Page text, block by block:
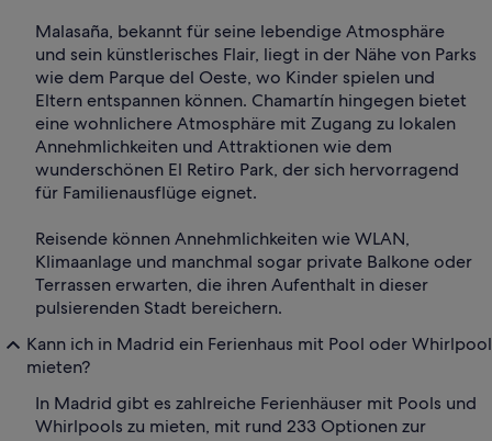
Malasaña, bekannt für seine lebendige Atmosphäre
und sein künstlerisches Flair, liegt in der Nähe von Parks
wie dem Parque del Oeste, wo Kinder spielen und
Eltern entspannen können. Chamartín hingegen bietet
eine wohnlichere Atmosphäre mit Zugang zu lokalen
Annehmlichkeiten und Attraktionen wie dem
wunderschönen El Retiro Park, der sich hervorragend
für Familienausflüge eignet.
Reisende können Annehmlichkeiten wie WLAN,
Klimaanlage und manchmal sogar private Balkone oder
Terrassen erwarten, die ihren Aufenthalt in dieser
pulsierenden Stadt bereichern.
Kann ich in Madrid ein Ferienhaus mit Pool oder Whirlpool
mieten?
In Madrid gibt es zahlreiche Ferienhäuser mit Pools und
Whirlpools zu mieten, mit rund 233 Optionen zur